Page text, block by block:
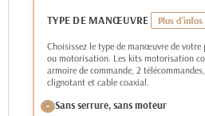
TYPE DE MANŒUVRE
Choisissez le type de manœuvre de
ou motorisation. Les kits motorisation
armoire de commande, 2
clignotant et cable coaxial.
Sans serrure, sans moteur